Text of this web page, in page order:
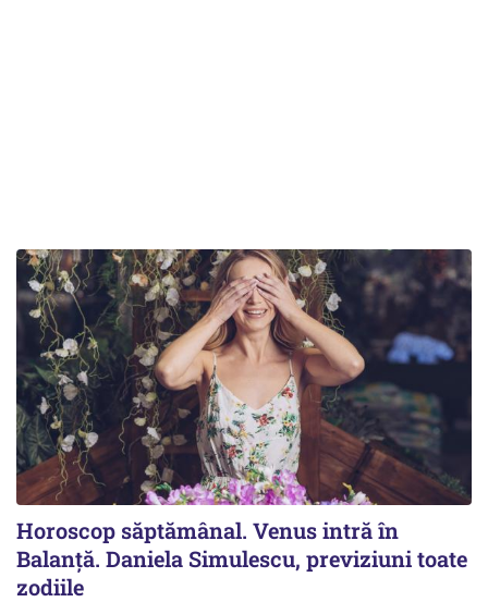
Horoscop săptămânal. Venus intră în
Balanță. Daniela Simulescu, previziuni toate
zodiile